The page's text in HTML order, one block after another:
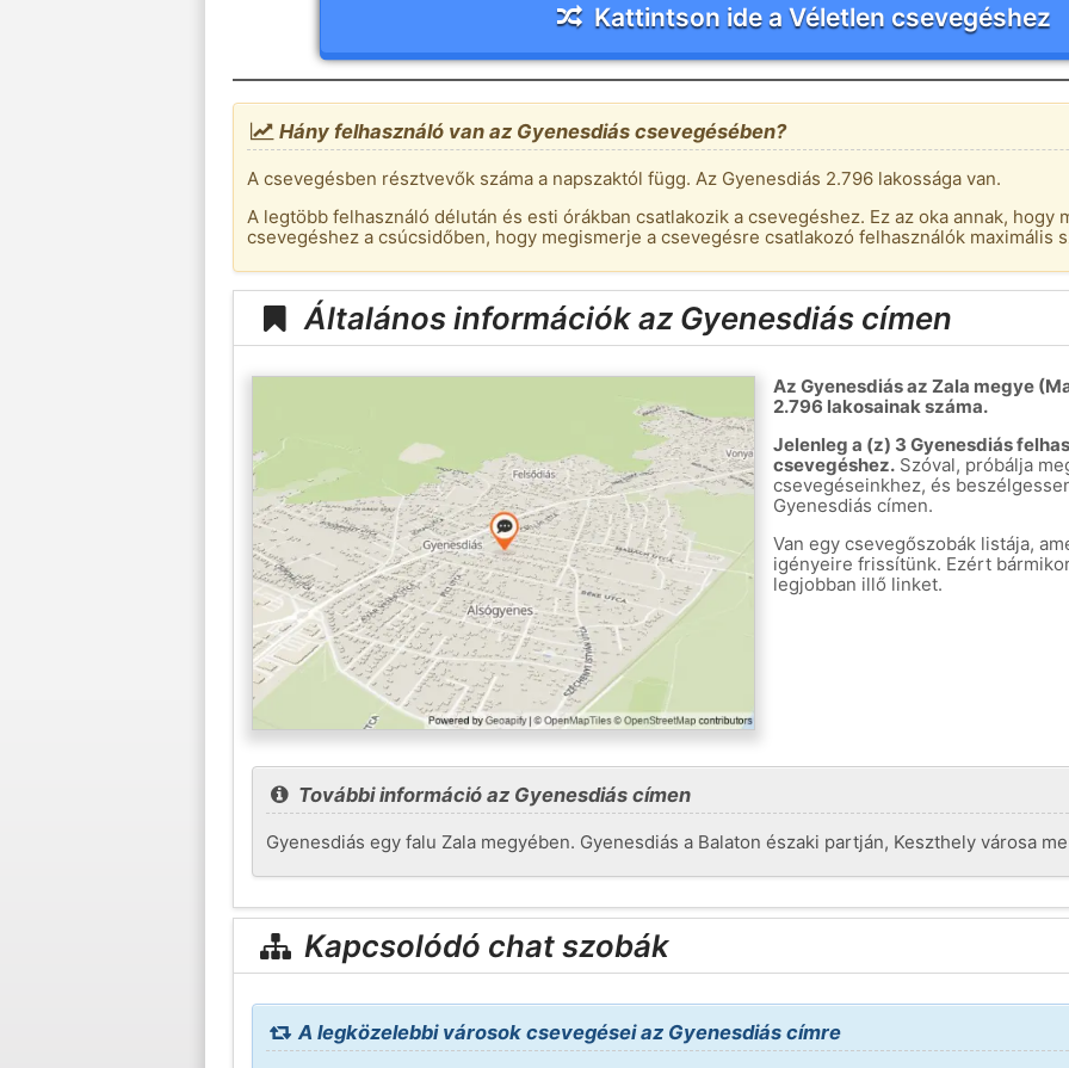
Kattintson ide a Véletlen csevegéshez
Hány felhasználó van az Gyenesdiás csevegésében?
A csevegésben résztvevők száma a napszaktól függ. Az Gyenesdiás 2.796 lakossága van.
A legtöbb felhasználó délután és esti órákban csatlakozik a csevegéshez. Ez az oka annak, hogy
csevegéshez a csúcsidőben, hogy megismerje a csevegésre csatlakozó felhasználók maximális
Általános információk az Gyenesdiás címen
Az Gyenesdiás az Zala megye
2.796 lakosainak száma.
Jelenleg a (z) 3 Gyenesdiás
csevegéshez.Szóval, próbálja
csevegéseinkhez, és
Gyenesdiás címen.
Van egy csevegőszobák listája,
igényeire frissítünk. Ezért
legjobban illő linket.
További információ az Gyenesdiás címen
Gyenesdiás egy falu Zala megyében. Gyenesdiás a Balaton északi partján, Keszthely városa
Kapcsolódó chat szobák
A legközelebbi városok csevegései az Gyenesdiás címre